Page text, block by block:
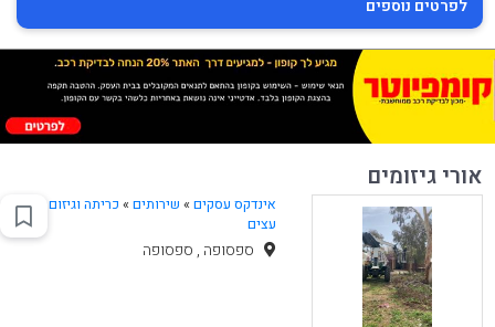
לפרטים נוספים
אורי גיזומים
אינדקס עסקים » שירותים» כריתה וגיזום
עצים
ספסופה , ספסופה